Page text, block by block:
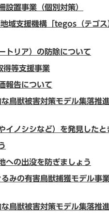
設置事業（個別対策）
域支援機構「tegos（テゴス
トリア）の防除について
得等支援事業
報告について
鳥獣被害対策モデル集落推
イノシシなど）を発見したと
への出没を防ぎましょう
みの有害鳥獣捕獲モデル事
鳥獣被害対策モデル集落推